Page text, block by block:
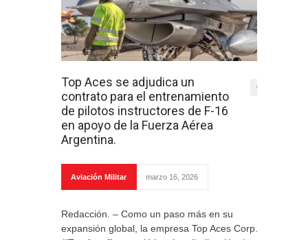
Top Aces se adjudica un
contrato para el entrenamiento
de pilotos instructores de F-16
en apoyo de la Fuerza Aérea
Argentina.
0
Aviación Militar marzo 16, 2026
Redacción. – Como un paso más en su
expansión global, la empresa Top Aces Corp.